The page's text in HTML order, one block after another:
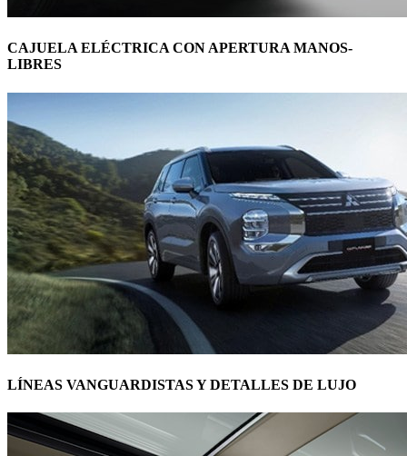
CAJUELA ELÉCTRICA CON APERTURA MANOS-
LIBRES
LÍNEAS VANGUARDISTAS Y DETALLES DE LUJO